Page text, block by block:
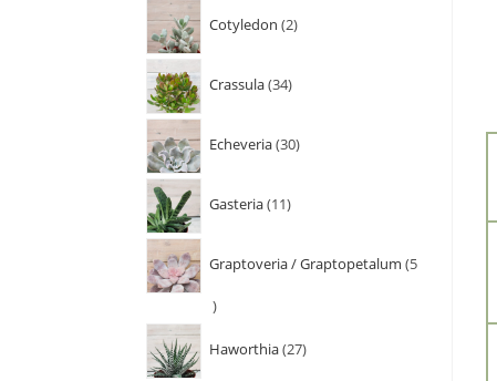
Cotyledon 2
Crassula 34
Echeveria 30
Gasteria 11
Graptoveria / Graptopetalum 5
Haworthia 27